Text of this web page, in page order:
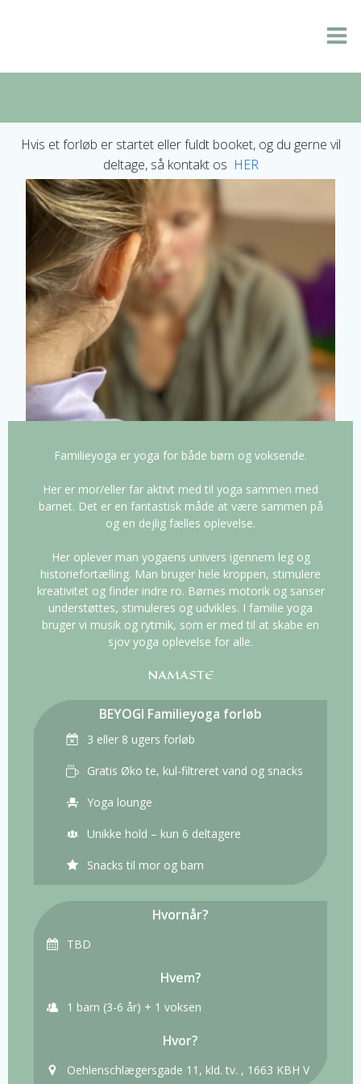
Hvis et forløb er startet eller fuldt booket, og du gerne vil
deltage, så kontakt os HER
Familieyoga er yoga for både børn og voksende.
Her er mor/eller far aktivt med til yoga sammen med
barnet. Det er en fantastisk måde at være sammen på
og en dejlig fælles oplevelse.
Her oplever man yogaens univers igennem leg og
historiefortælling. Man bruger hele kroppen, stimulere
kreativitet og finder indre ro. Børnes motorik og sanser
understøttes, stimuleres og udvikles. I familie yoga
bruger vi musik og rytmik, som er med til at skabe en
sjov yoga oplevelse for alle.
NAMASTE
BEYOGI Familieyoga forløb
3 eller 8 ugers forløb
Gratis Øko te, kul-filtreret vand og snacks
Yoga lounge
Unikke hold – kun 6 deltagere
Snacks til mor og barn
Hvornår?
TBD
Hvem?
1 barn (3-6 år) + 1 voksen
Hvor?
Oehlenschlægersgade 11, kld. tv. , 1663 KBH V